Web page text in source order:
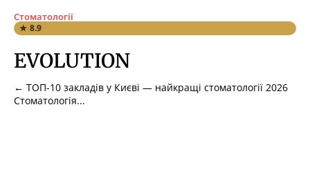
Стоматології
★ 8.9
EVOLUTION
← ТОП-10 закладів у Києві — найкращі стоматології 2026
Стоматологія...